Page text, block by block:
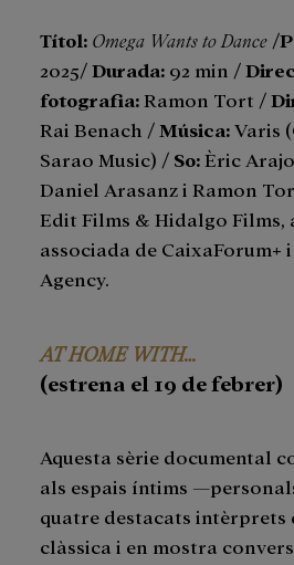
Títol: Omega Wants to Dance /
2025/Durada: 92 min /
fotografia:Ramon Tort /
Rai Benach / Música:Varis
Sarao Music) / So:Èric
Daniel Arasanz i Ramon
Edit Films & Hidalgo Films,
associada de CaixaForum+
Agency.
AT HOME WITH…
(estrena el 19 de febrer)
Aquesta sèrie documental
als espais íntims
quatre destacats intèrprets
clàssica i en mostra